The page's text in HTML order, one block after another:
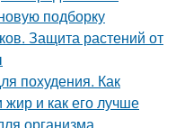
подборку
Защита растений от
похудения. Как
жир и как его лучше